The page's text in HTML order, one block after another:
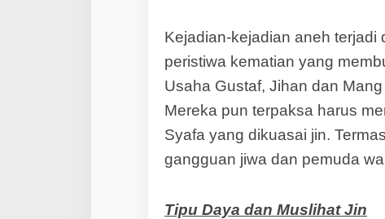
Kejadian-kejadian aneh terjadi
peristiwa kematian yang
Usaha Gustaf, Jihan dan
Mereka pun terpaksa harus
Syafa yang dikuasai jin.
gangguan jiwa dan pemuda
Tipu Daya dan Muslihat Jin